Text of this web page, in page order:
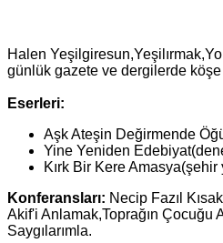
Halen
günlük gazete ve dergilerde köşe
Eserleri:
Aşk Ateşin Değirmende
Yine Yeniden
Kırk Bir Kere Amasya(şehir
Konferansları: Necip Fazıl
Akif'i Anlamak,Toprağın Çocuğu
Saygılarımla.